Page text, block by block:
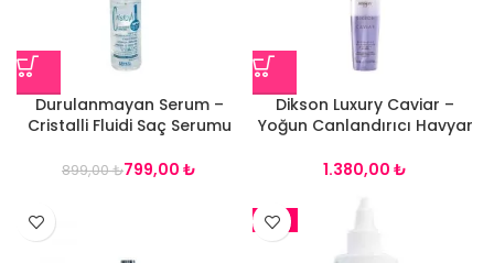
Durulanmayan Serum –
Cristalli Fluidi Saç Serumu
899,00₺799,00 ₺
Dikson Luxury Caviar –
Yoğun Canlandırıcı Havyar
₺
-3%